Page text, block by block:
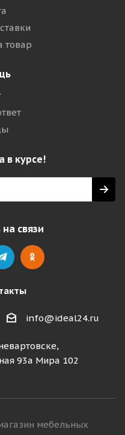
товар
в курсе!
связи
info@ideal24.ru
93а Мира 102
мебельных